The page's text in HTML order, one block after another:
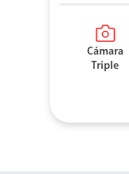
Cámara
Triple